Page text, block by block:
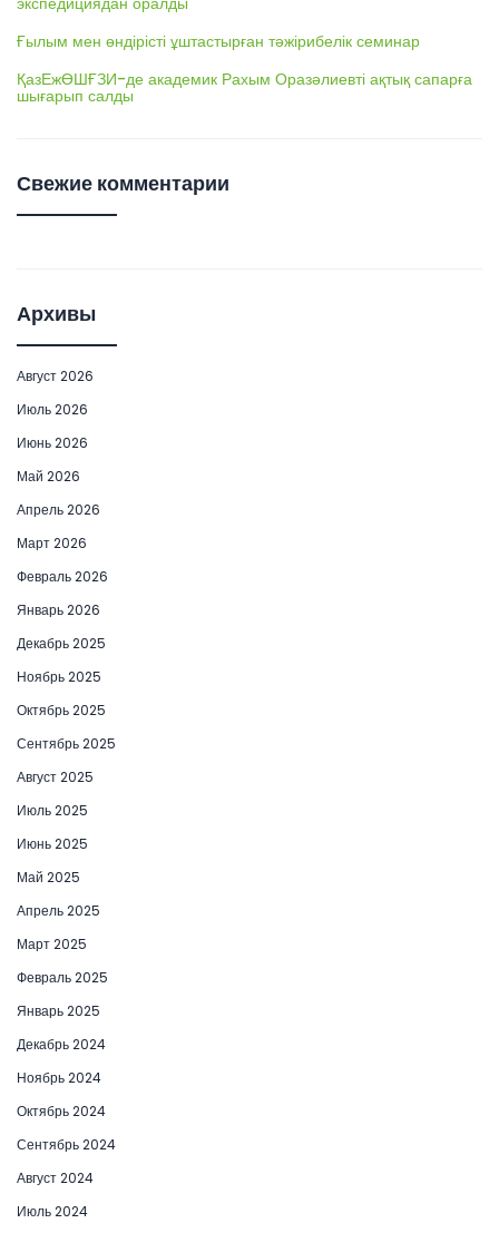
Ғылым мен өндірісті ұштастырған тәжірибелік семинар
ҚазЕжӨШҒЗИ-де академик Рахым Оразәлиевті ақтық сапарға
шығарып салды
Свежие комментарии
Архивы
Август 2026
Июль 2026
Июнь 2026
Май 2026
Апрель 2026
Март 2026
Февраль 2026
Январь 2026
Декабрь 2025
Ноябрь 2025
Октябрь 2025
Сентябрь 2025
Август 2025
Июль 2025
Июнь 2025
Май 2025
Апрель 2025
Март 2025
Февраль 2025
Январь 2025
Декабрь 2024
Ноябрь 2024
Октябрь 2024
Сентябрь 2024
Август 2024
Июль 2024